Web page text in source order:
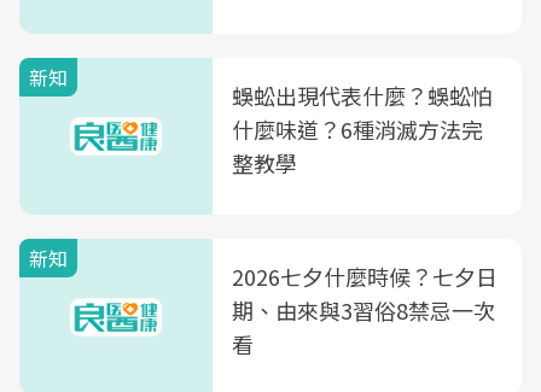
新知
蜈蚣出現代表什麼？蜈蚣怕
什麼味道？6種消滅方法完
整教學
新知
2026七夕什麼時候？七夕日
期、由來與3習俗8禁忌一次
看